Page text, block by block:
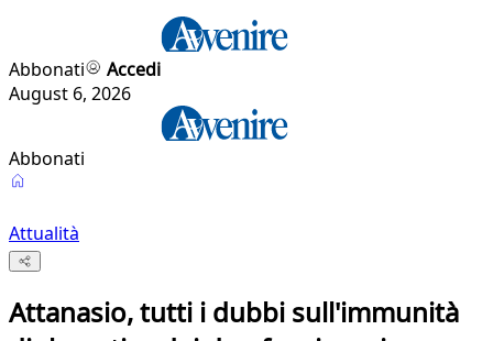
Abbonati
Accedi
August 6, 2026
Abbonati
Attualità
Attanasio, tutti i dubbi sull'immunità